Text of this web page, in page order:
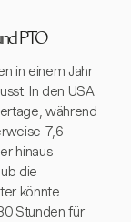
PTO
in einem Jahr
In den USA
während
7,6
hinaus
die
könnte
Stunden für